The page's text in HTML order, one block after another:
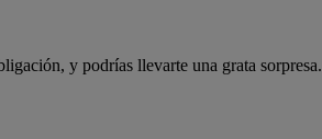
y podrías llevarte una grata sorpresa.